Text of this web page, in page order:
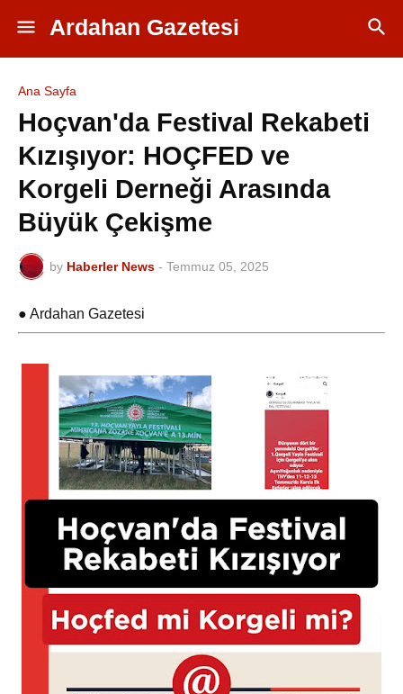
Ardahan Gazetesi
Ana Sayfa
Hoçvan'da Festival Rekabeti
Kızışıyor: HOÇFED ve
Korgeli Derneği Arasında
Büyük Çekişme
by Haberler News - Temmuz 05, 2025
● Ardahan Gazetesi